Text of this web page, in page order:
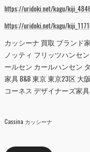
https://uridoki.net/kagu/
https://uridoki.net/kagu/
カッシーナ 買取 ブランド
ノッティ フリッツハンセ
ールセン カールハンセン
家具 B&B 東京 東京23区 大
コーネス デザイナーズ家
Cassina カッシーナ